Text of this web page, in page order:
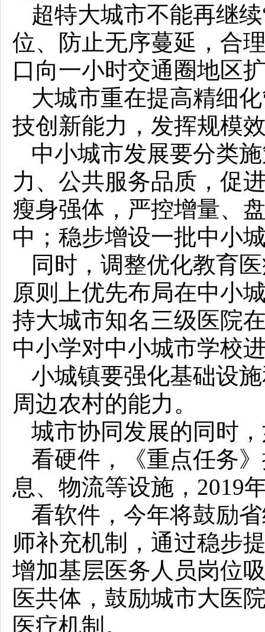
超特大城市不能再继
位、防止无序蔓延，合
口向一小时交通圈地区
大城市重在提高精细
技创新能力，发挥规模
中小城市发展要分类
力、公共服务品质，促
瘦身强体，严控增量、
中；稳步增设一批中小
同时，调整优化教育
原则上优先布局在中小
持大城市知名三级医院
中小学对中小城市学校
小城镇要强化基础设
周边农村的能力。
城市协同发展的同时
看硬件，《重点任务
息、物流等设施，2019
看软件，今年将鼓励
师补充机制，通过稳步
增加基层医务人员岗位
医共体，鼓励城市大医
医疗机制。